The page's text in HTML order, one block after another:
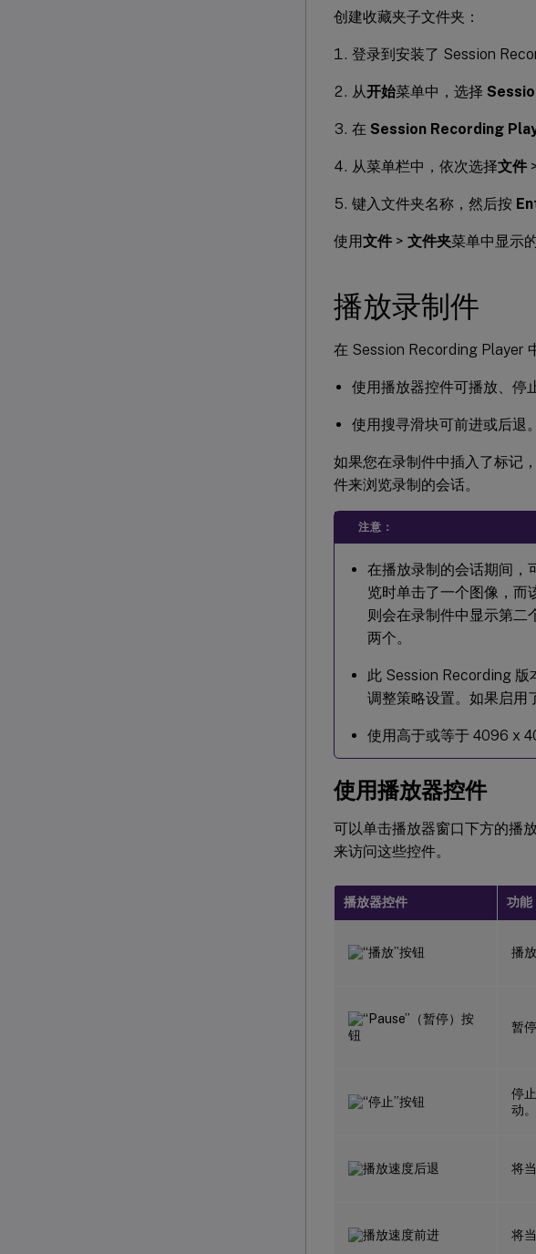
创建收藏夹子文件夹：
登录到安装了 Session
从开始菜单中，选择
在 Session Recording
从菜单栏中，依次选择文件
键入文件夹名称，然后按
使用文件 > 文件夹菜单中显示
播放录制件
在 Session Recording Player
使用播放器控件可播放、停
使用搜寻滑块可前进或后退。
如果您在录制件中插入了标记
件来浏览录制的会话。
注意：
在播放录制的会话期间，
览时单击了一个图像，而
则会在录制件中显示第二
两个。
此 Session Recording
调整策略设置。如果启用
使用高于或等于 4096 x
使用播放器控件
可以单击播放器窗口下方的播
来访问这些控件。
播放器控件 功能
播
暂
停
动。
将
将